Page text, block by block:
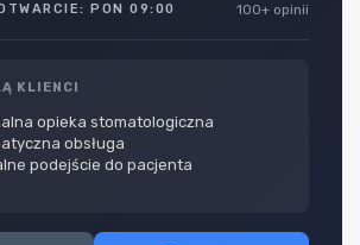
PON 09:00 100+ opinii
KLIENCI
opieka stomatologiczna
obsługa
podejście do pacjenta